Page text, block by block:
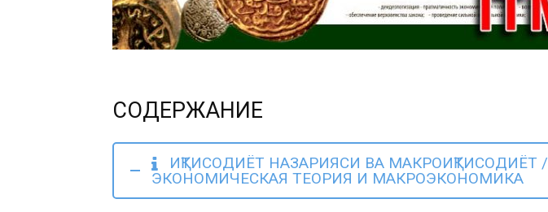
СОДЕРЖАНИЕ
ИҚТИСОДИЁТ НАЗАРИЯСИ ВА МАКРОИҚТИСОДИЁТ /
ЭКОНОМИЧЕСКАЯ ТЕОРИЯ И МАКРОЭКОНОМИКА